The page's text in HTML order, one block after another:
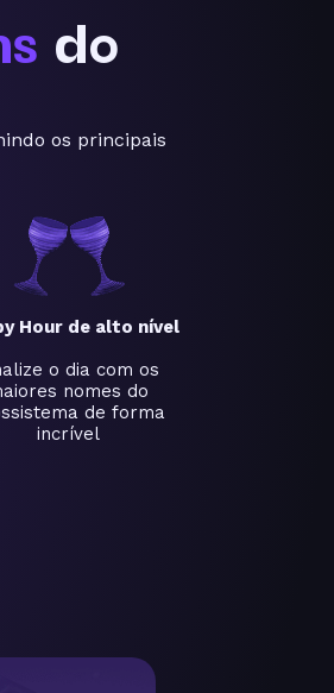
do
os principais
Hour de alto nível
o dia com os
nomes do
de forma
incrível